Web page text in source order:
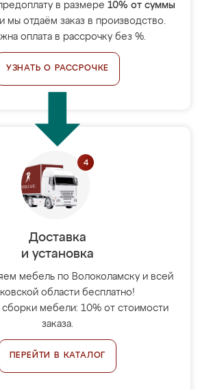
в размере 10% от суммы
мы отдаём заказ в производство.
оплата в рассрочку без %.
УЗНАТЬ О РАССРОЧКЕ
Доставка
и установка
мебель по Волоколамску и всей
области бесплатно!
мебели: 10% от стоимости
заказа.
ПЕРЕЙТИ В КАТАЛОГ